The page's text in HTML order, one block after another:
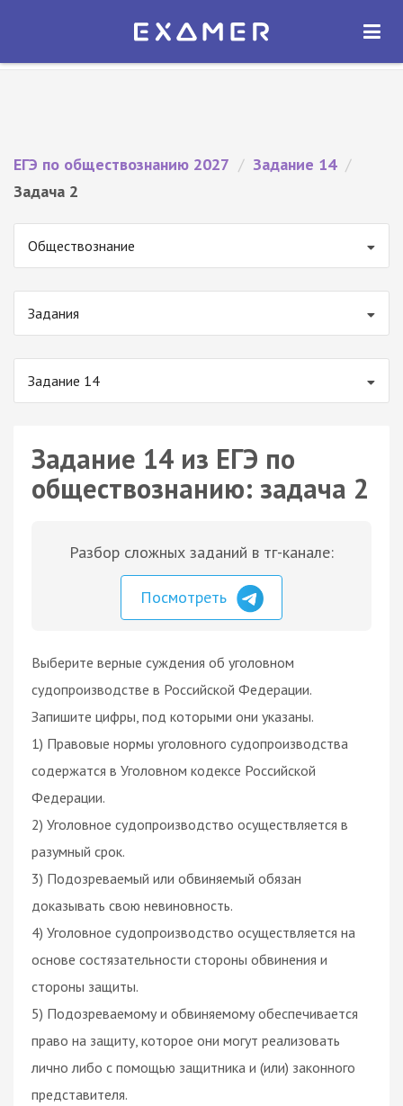
Экзамер — ЕГЭ 2027
ОТКРЫТЬ
ЕГЭ по обществознанию 2027 / Задание 14 /
Задача 2
Обществознание
Задания
Задание 14
Задание 14 из ЕГЭ по
обществознанию: задача 2
Разбор сложных заданий в тг-канале:
Посмотреть
Выберите верные суждения об уголовном
судопроизводстве в Российской Федерации.
Запишите цифры, под которыми они указаны.
1) Правовые нормы уголовного судопроизводства
содержатся в Уголовном кодексе Российской
Федерации.
2) Уголовное судопроизводство осуществляется в
разумный срок.
3) Подозреваемый или обвиняемый обязан
доказывать свою невиновность.
4) Уголовное судопроизводство осуществляется на
основе состязательности стороны обвинения и
стороны защиты.
5) Подозреваемому и обвиняемому обеспечивается
право на защиту, которое они могут реализовать
лично либо с помощью защитника и (или) законного
представителя.